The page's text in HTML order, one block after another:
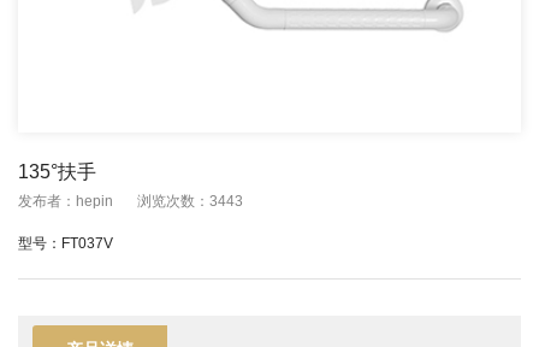
135°扶手
发布者：hepin 浏览次数：3443
型号：FT037V